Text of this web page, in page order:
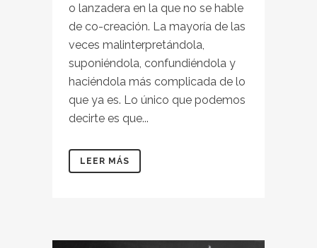
o lanzadera en la que no se hable
de co-creación. La mayoría de las
veces malinterpretándola,
suponiéndola, confundiéndola y
haciéndola más complicada de lo
que ya es. Lo único que podemos
decirte es que...
LEER MÁS